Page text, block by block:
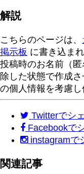
解説
こちらのページは、
掲示板 に書き込ま
投稿時のお名前（
除した状態で作成
の個人情報を考慮し
Twitterでシ
Facebookで
instagramで
関連記事